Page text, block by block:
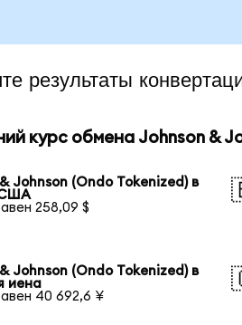
результаты
курс обмена Johnson &
Johnson (Ondo Tokenized) в
258,09 $
Johnson (Ondo Tokenized) в
иена
40 692,6 ¥